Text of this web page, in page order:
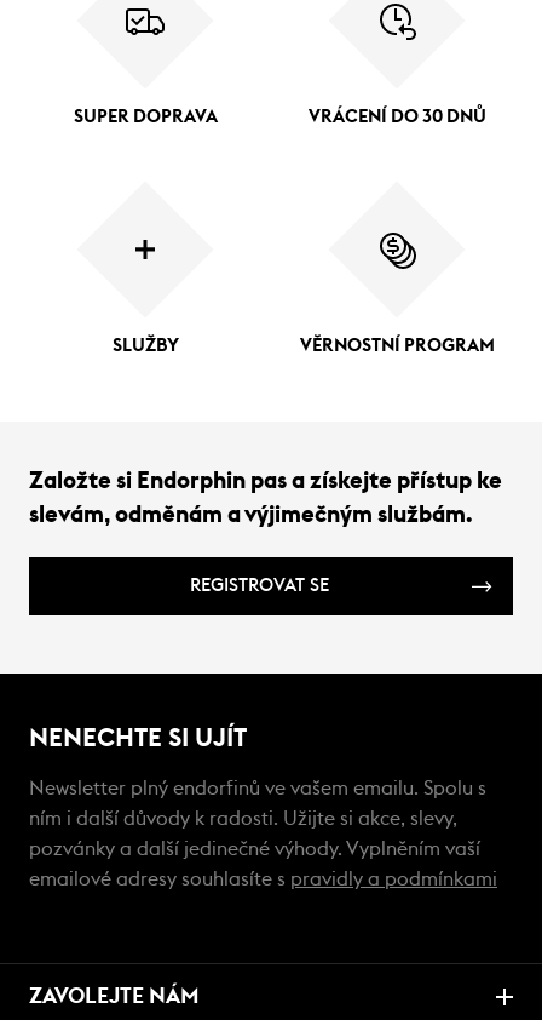
SUPER DOPRAVA VRÁCENÍ DO 30 DNŮ
SLUŽBY VĚRNOSTNÍ PROGRAM
Založte si Endorphin pas a získejte přístup ke
slevám, odměnám a výjimečným službám.
REGISTROVAT SE
NENECHTE SI UJÍT
Newsletter plný endorfinů ve vašem emailu. Spolu s
ním i další důvody k radosti. Užijte si akce, slevy,
pozvánky a další jedinečné výhody. Vyplněním vaší
emailové adresy souhlasíte s pravidly a podmínkami
ZAVOLEJTE NÁM